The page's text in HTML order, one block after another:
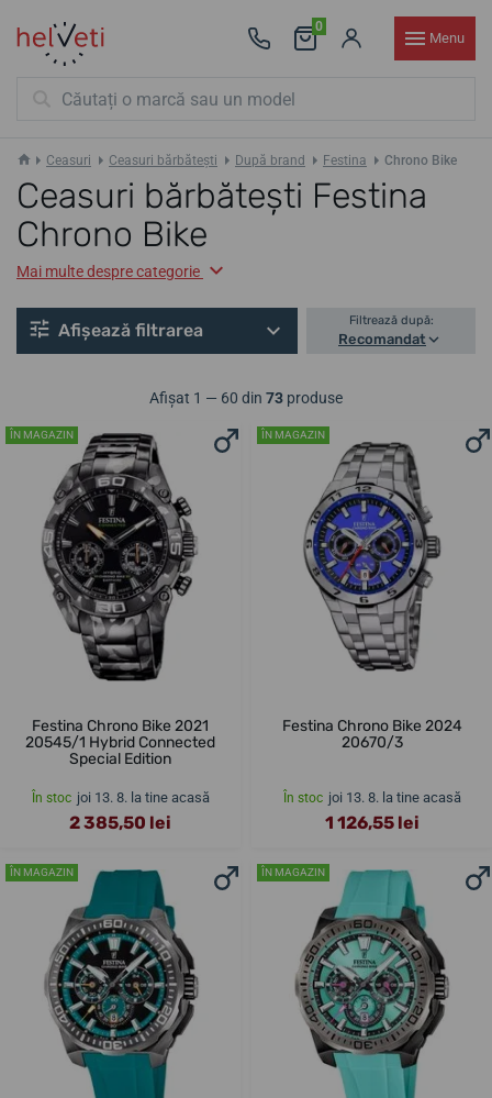
0
Menu
Ceasuri Ceasuri bărbătești După brand Festina Chrono Bike
Ceasuri bărbătești Festina
Chrono Bike
Mai multe despre categorie
Afișează filtrarea Filtrează după:
Recomandat
Afișat 1 — 60 din 73 produse
ÎN MAGAZIN
Festina Chrono Bike 2021
20545/1 Hybrid Connected
Special Edition
În stoc joi 13. 8. la tine acasă
2 385,50 lei
ÎN MAGAZIN
Festina Chrono Bike 2024
20670/3
În stoc joi 13. 8. la tine acasă
1 126,55 lei
ÎN MAGAZIN ÎN MAGAZIN